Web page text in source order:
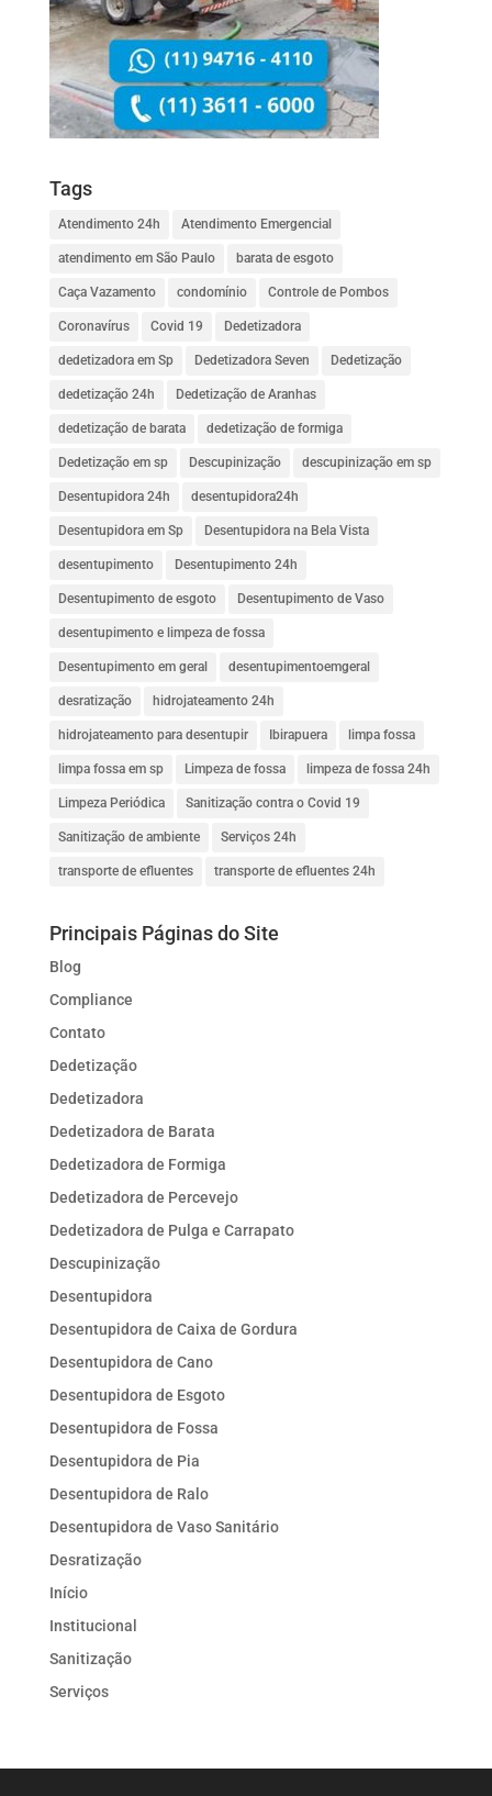
Tags
Atendimento 24h Atendimento Emergencial
atendimento em São Paulo barata de esgoto
Caça Vazamento condomínio Controle de Pombos
Coronavírus Covid 19 Dedetizadora
dedetizadora em Sp Dedetizadora Seven Dedetização
dedetização 24h Dedetização de Aranhas
dedetização de barata dedetização de formiga
Dedetização em sp Descupinização descupinização em sp
Desentupidora 24h desentupidora24h
Desentupidora em Sp Desentupidora na Bela Vista
desentupimento Desentupimento 24h
Desentupimento de esgoto Desentupimento de Vaso
desentupimento e limpeza de fossa
Desentupimento em geral desentupimentoemgeral
desratização hidrojateamento 24h
hidrojateamento para desentupir Ibirapuera limpa fossa
limpa fossa em sp Limpeza de fossa limpeza de fossa 24h
Limpeza Periódica Sanitização contra o Covid 19
Sanitização de ambiente Serviços 24h
transporte de efluentes transporte de efluentes 24h
Principais Páginas do Site
Blog
Compliance
Contato
Dedetização
Dedetizadora
Dedetizadora de Barata
Dedetizadora de Formiga
Dedetizadora de Percevejo
Dedetizadora de Pulga e Carrapato
Descupinização
Desentupidora
Desentupidora de Caixa de Gordura
Desentupidora de Cano
Desentupidora de Esgoto
Desentupidora de Fossa
Desentupidora de Pia
Desentupidora de Ralo
Desentupidora de Vaso Sanitário
Desratização
Início
Institucional
Sanitização
Serviços